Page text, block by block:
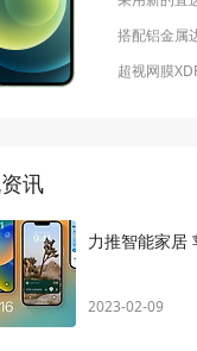
搭配铝金属
超视网膜
讯
力推智能家居
2023-02-09